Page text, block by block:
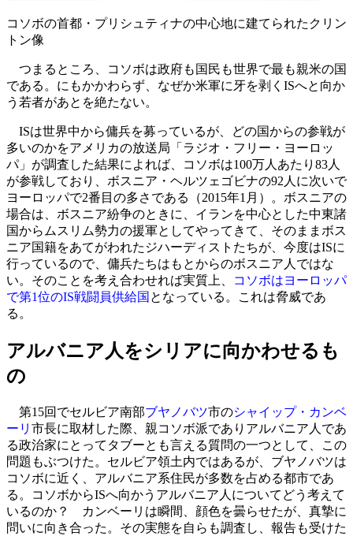
コソボの首都・プリシュティナの中心地に建てられたクリン
トン像
つまるところ、コソボは政府も国民も世界で最も親米の国
である。にもかかわらず、なぜか米軍に牙を剥くISへと向か
う若者があとを絶たない。
ISは世界中から傭兵を募っているが、どの国からの参戦が
多いのかをアメリカの放送局「ラジオ・フリー・ヨーロッ
パ」が調査した結果によれば、コソボは100万人あたり83人
が参戦しており、ボスニア・ヘルツェゴビナの92人に次いで
ヨーロッパで2番目の多さである（2015年1月）。ボスニアの
場合は、ボスニア紛争のときに、イランを中心とした中東諸
国からムスリム勢力の援軍としてやってきて、そのままボス
ニア国籍をあてがわれたジハーディストたちが、今度はISに
行っているので、傭兵たちはもとからのボスニア人ではな
い。そのことを考え合わせれば実質上、
コソボはヨーロッパ
で第1位のIS戦闘員供給国 となっている。これは脅威であ
る。
アルバニア人をシリアに向かわせるも
の
第15回でセルビア南部ブヤノバツ市のシャイップ・カンベ
ーリ 市長に取材した際、親コソボ派でありアルバニア人であ
る政治家にとってタブーとも言える質問の一つとして、この
問題もぶつけた。セルビア領土内ではあるが、ブヤノバツは
コソボに近く、アルバニア系住民が多数を占める都市であ
る。コソボからISへ向かうアルバニア人についてどう考えて
いるのか？ カンベーリは瞬間、顔色を曇らせたが、真摯に
問いに向き合った。その実態を自らも調査し、報告も受けた